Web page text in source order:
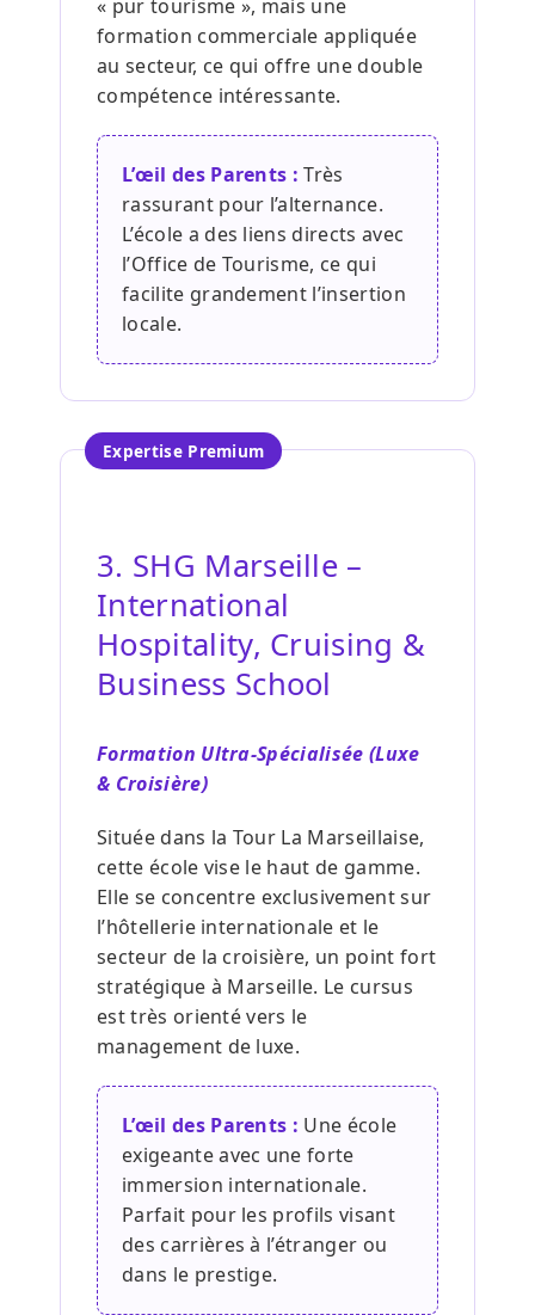
« pur tourisme », mais une
formation commerciale appliquée
au secteur, ce qui offre une double
compétence intéressante.
L’œil des Parents : Très
rassurant pour l’alternance.
L’école a des liens directs avec
l’Office de Tourisme, ce qui
facilite grandement l’insertion
locale.
Expertise Premium
3. SHG Marseille –
International
Hospitality, Cruising &
Business School
Formation Ultra-Spécialisée (Luxe
& Croisière)
Située dans la Tour La Marseillaise,
cette école vise le haut de gamme.
Elle se concentre exclusivement sur
l’hôtellerie internationale et le
secteur de la croisière, un point fort
stratégique à Marseille. Le cursus
est très orienté vers le
management de luxe.
L’œil des Parents : Une école
exigeante avec une forte
immersion internationale.
Parfait pour les profils visant
des carrières à l’étranger ou
dans le prestige.